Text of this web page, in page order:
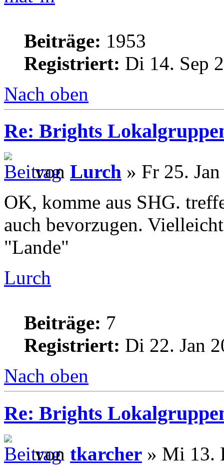
Beiträge: 1953
Registriert: Di 14. Sep
Nach oben
Re: Brights
von Lurch » Fr 25.
OK, komme aus SHG.
auch bevorzugen.
"Lande"
Lurch
Beiträge: 7
Registriert: Di 22. Jan
Nach oben
Re: Brights
von tkarcher » Mi 13.